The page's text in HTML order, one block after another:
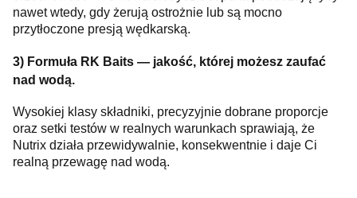
nawet wtedy, gdy żerują ostrożnie lub są mocno
przytłoczone presją wędkarską.
3) Formuła RK Baits — jakość, której możesz zaufać
nad wodą.
Wysokiej klasy składniki, precyzyjnie dobrane proporcje
oraz setki testów w realnych warunkach sprawiają, że
Nutrix działa przewidywalnie, konsekwentnie i daje Ci
realną przewagę nad wodą.